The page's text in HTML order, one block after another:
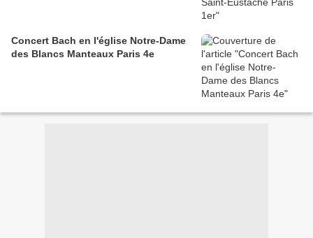
Concert Bach en l'église Notre-Dame
des Blancs Manteaux Paris 4e